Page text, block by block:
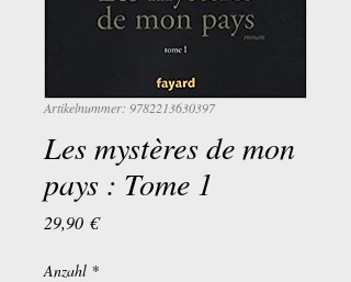
Artikelnummer: 9782213630397
Les mystères de mon
pays : Tome 1
29,90 €Preis
Anzahl *